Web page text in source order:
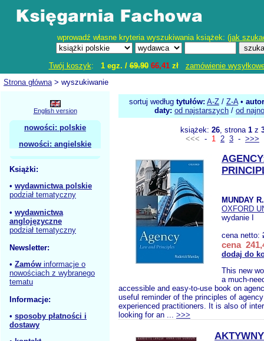
wprowadź własne kryteria wyszukiwania książek: (jak
Twój koszyk: 1 egz. /69.90 66,41zł
zamówienie
Strona główna> wyszukiwanie
English version
nowości: polskie
nowości: angielskie
Książki:
• wydawnictwa polskie
podział tematyczny
• wydawnictwa
anglojęzyczne
podział tematyczny
Newsletter:
• Zamów informacje o
nowościach z wybranego
tematu
Informacje:
• sposoby płatności i
dostawy
sortuj według tytułów: A-Z / Z-A•
daty: od najstarszych / od
książek: 26, strona 1z
<<< - 1 2 3 - >>>
MUNDAY R.
OXFORD
wydanie I
cena netto:
cena
dodaj do
This new
a much-
accessible and easy-to-use book on
useful reminder of the principles of
experienced practitioners. It is also of
looking for an ... >>>